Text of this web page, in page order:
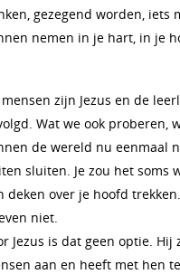
gezegend wor­den, iets
nemen in je hart, in je
mensen zijn Jezus en de
Wat we ook proberen,
de wereld nu eenmaal
sluiten. Je zou het soms
deken over je hoofd
niet.
Jezus is dat geen optie. Hij
aan en heeft met hen